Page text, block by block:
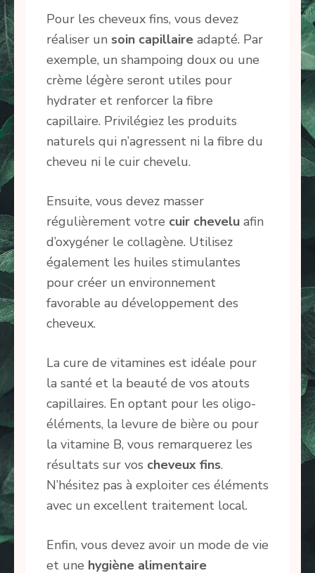
Pour les cheveux fins, vous devez
réaliser un soin capillaire adapté. Par
exemple, un shampoing doux ou une
crème légère seront utiles pour
hydrater et renforcer la fibre
capillaire. Privilégiez les produits
naturels qui n’agressent ni la fibre du
cheveu ni le cuir chevelu.
Ensuite, vous devez masser
régulièrement votre cuir chevelu afin
d’oxygéner le collagène. Utilisez
également les huiles stimulantes
pour créer un environnement
favorable au développement des
cheveux.
La cure de vitamines est idéale pour
la santé et la beauté de vos atouts
capillaires. En optant pour les oligo-
éléments, la levure de bière ou pour
la vitamine B, vous remarquerez les
résultats sur vos cheveux fins.
N’hésitez pas à exploiter ces éléments
avec un excellent traitement local.
Enfin, vous devez avoir un mode de vie
et une hygiène alimentaire